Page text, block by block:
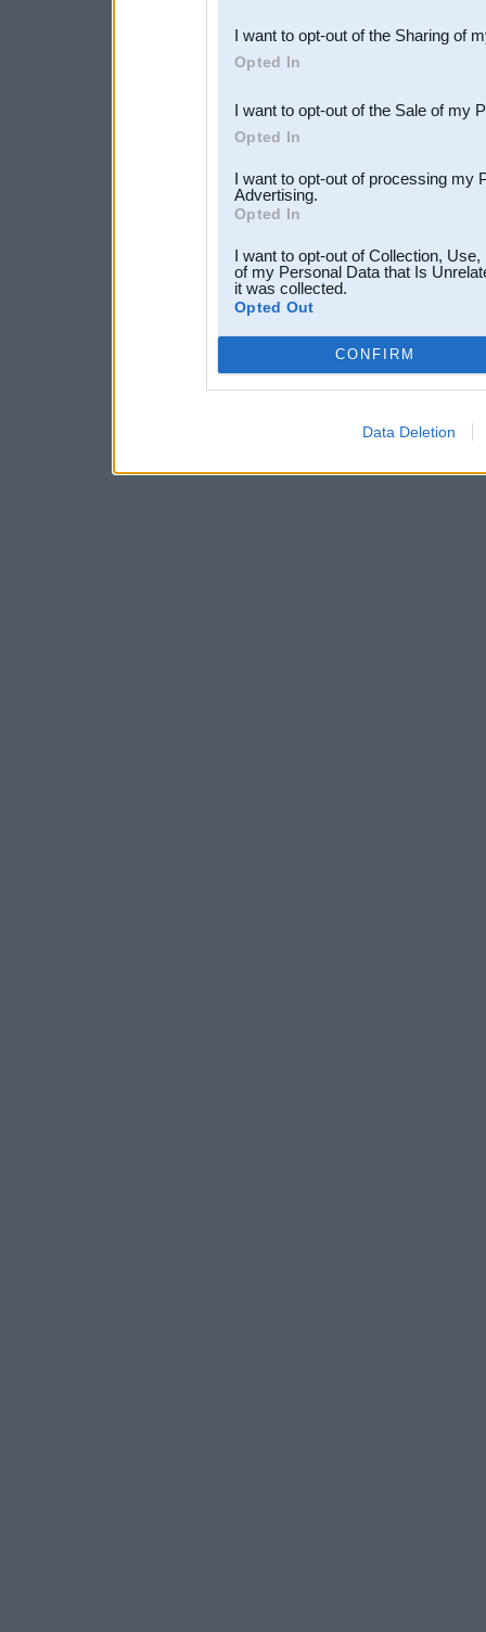
Downstream Participants
third parties.
I want to opt-out of the Sharing of
Opted In
I want to opt-out of the Sale of my
Opted In
I want to opt-out of processing my
Advertising.
Opted In
I want to opt-out of Collection,
of my Personal Data that Is
it was collected.
Opted Out
CONFIRM
Data Deletion